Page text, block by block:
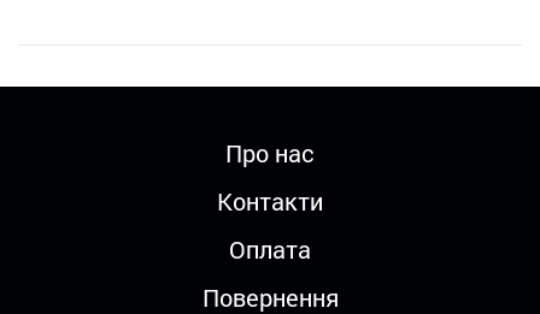
Про нас
Контакти
Оплата
Повернення